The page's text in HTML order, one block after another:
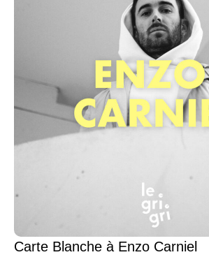
Carte Blanche à Enzo Carniel